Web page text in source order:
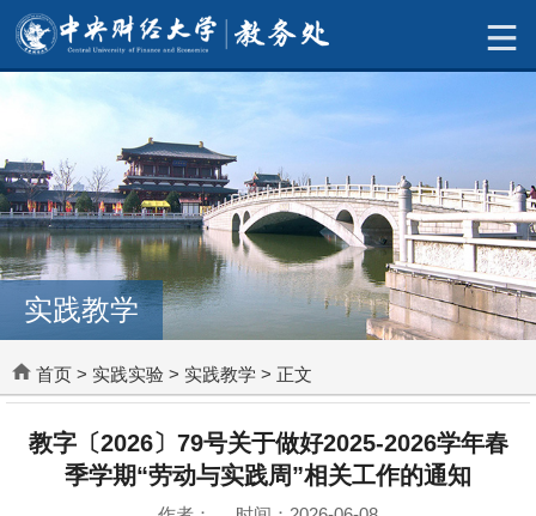
实践教学
首页 > 实践实验 > 实践教学 > 正文
教字〔2026〕79号关于做好2025-2026学年春
季学期“劳动与实践周”相关工作的通知